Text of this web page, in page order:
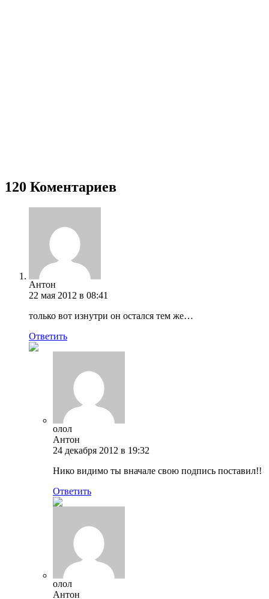
120 Коментариев
Антон
22 мая 2012 в 08:41
только вот изнутри он остался тем же…
Ответить
олол
Антон
24 декабря 2012 в 19:32
Нико видимо ты вначале свою подпись поставил!!
Ответить
олол
Антон